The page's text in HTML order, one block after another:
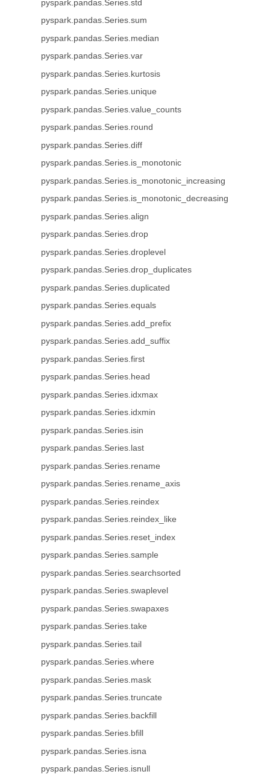
pyspark.pandas.Series.std
pyspark.pandas.Series.sum
pyspark.pandas.Series.median
pyspark.pandas.Series.var
pyspark.pandas.Series.kurtosis
pyspark.pandas.Series.unique
pyspark.pandas.Series.value_counts
pyspark.pandas.Series.round
pyspark.pandas.Series.diff
pyspark.pandas.Series.is_monotonic
pyspark.pandas.Series.is_monotonic_increasing
pyspark.pandas.Series.is_monotonic_decreasing
pyspark.pandas.Series.align
pyspark.pandas.Series.drop
pyspark.pandas.Series.droplevel
pyspark.pandas.Series.drop_duplicates
pyspark.pandas.Series.duplicated
pyspark.pandas.Series.equals
pyspark.pandas.Series.add_prefix
pyspark.pandas.Series.add_suffix
pyspark.pandas.Series.first
pyspark.pandas.Series.head
pyspark.pandas.Series.idxmax
pyspark.pandas.Series.idxmin
pyspark.pandas.Series.isin
pyspark.pandas.Series.last
pyspark.pandas.Series.rename
pyspark.pandas.Series.rename_axis
pyspark.pandas.Series.reindex
pyspark.pandas.Series.reindex_like
pyspark.pandas.Series.reset_index
pyspark.pandas.Series.sample
pyspark.pandas.Series.searchsorted
pyspark.pandas.Series.swaplevel
pyspark.pandas.Series.swapaxes
pyspark.pandas.Series.take
pyspark.pandas.Series.tail
pyspark.pandas.Series.where
pyspark.pandas.Series.mask
pyspark.pandas.Series.truncate
pyspark.pandas.Series.backfill
pyspark.pandas.Series.bfill
pyspark.pandas.Series.isna
pyspark.pandas.Series.isnull